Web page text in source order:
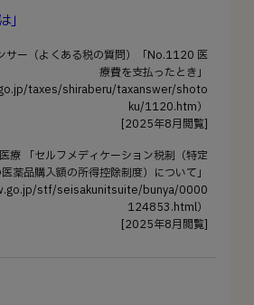
サー（よくある税の質問）「No.1120 医
療費を支払ったとき」
taxes/shiraberu/taxanswer/shoto
ku/1120.htm）
[2025年8月閲覧]
療 「セルフメディケーション税制（特定
薬品購入額の所得控除制度）について」
stf/seisakunitsuite/bunya/0000
124853.html）
[2025年8月閲覧]